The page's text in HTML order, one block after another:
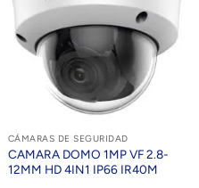
CÁMARAS DE SEGURIDAD
CAMARA DOMO 1MP VF 2.8-
12MM HD 4IN1 IP66 IR40M